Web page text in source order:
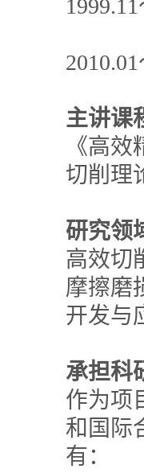
主讲课
《高
切削理
研究领
高效切
摩擦磨
开发与
承担科
作为项
和国际
有：